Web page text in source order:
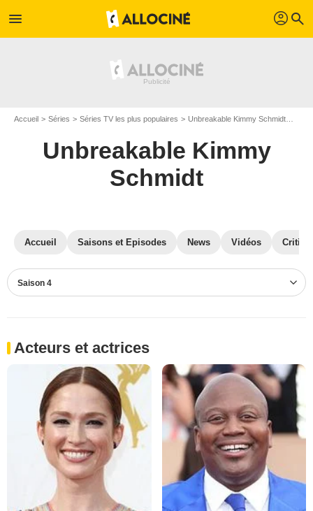
menu profil search
Accueil Séries Séries TV les plus populaires Unbreakable Kimmy Schmidt
Unbreakable Kimmy
Schmidt
Accueil Saisons et Episodes News Vidéos
Saison 4
Acteurs et actrices